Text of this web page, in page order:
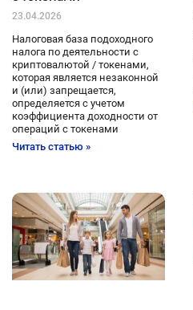
23.04.2026
Налоговая база подоходного
налога по деятельности с
криптовалютой / токенами,
которая является незаконной
и (или) запрещается,
определяется с учетом
коэффициента доходности от
операций с токенами
Читать статью »